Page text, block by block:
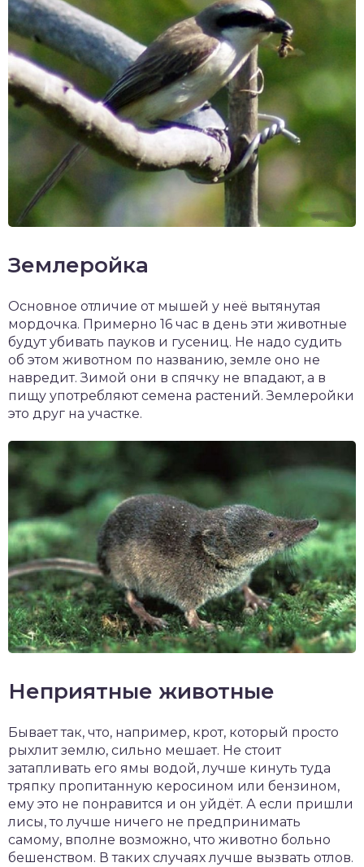
Землеройка
Основное отличие от мышей у неё вытянутая
мордочка. Примерно 16 час в день эти животные
будут убивать пауков и гусениц. Не надо судить
об этом животном по названию, земле оно не
навредит. Зимой они в спячку не впадают, а в
пищу употребляют семена растений. Землеройки
это друг на участке.
Неприятные животные
Бывает так, что, например, крот, который просто
рыхлит землю, сильно мешает. Не стоит
затапливать его ямы водой, лучше кинуть туда
тряпку пропитанную керосином или бензином,
ему это не понравится и он уйдёт. А если пришли
лисы, то лучше ничего не предпринимать
самому, вполне возможно, что животно больно
бешенством. В таких случаях лучше вызвать отлов.